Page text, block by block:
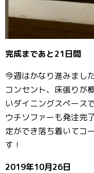
完成まであと21日間
今週はかなり進みまし
コンセント、床張りが
いダイニングスペース
ウチソファーも発注完
定ができ落ち着いてコ
す！
2019年10月26日